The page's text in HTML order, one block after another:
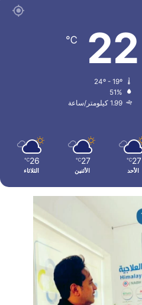
22
℃
51%
1.99 كيلومتر/ساعة
27
℃
الأحد
27
℃
الأثنين
26
℃
الثلاثاء